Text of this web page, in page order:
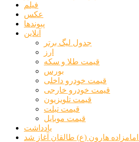
فیلم
عکس
پیوندها
آنلاین
جدول لیگ برتر
ارز
قیمت طلا و سکه
بورس
قیمت خودرو داخلی
قیمت خودرو خارجی
قیمت تلویزیون
قیمت تبلت
قیمت موبایل
یادداشت
هارون (ع) طالقان آغاز شد